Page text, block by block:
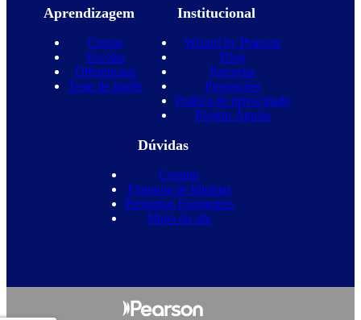
Aprendizagem
Cursos
Escolas
Diferenciais
Teste de inglês
Institucional
Wizard by Pearson
Blog
Parcerias
Promoções
Política de privacidade
Projeto Águias
Dúvidas
Contato
Franquia de Idiomas
Perguntas Frequentes
Mapa do site